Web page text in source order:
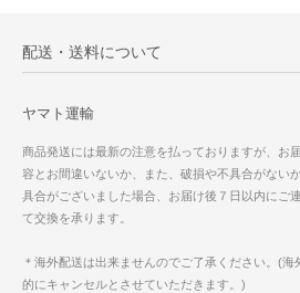
配送・送料について
ヤマト運輸
商品発送には最新の注意を払っておりますが、お
容とお間違いないか、また、破損や不具合がない
具合がございました場合、お届け後７日以内にご
て交換を承ります。
＊海外配送は出来ませんのでご了承ください。(
的にキャンセルとさせていただきます。)